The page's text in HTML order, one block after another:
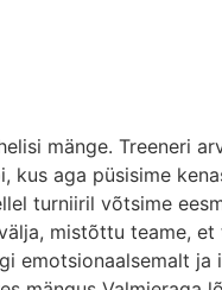
mänge. Treeneri
aga püsisime
turniiril võtsime
mistõttu teame,
emotsionaalsemalt ja